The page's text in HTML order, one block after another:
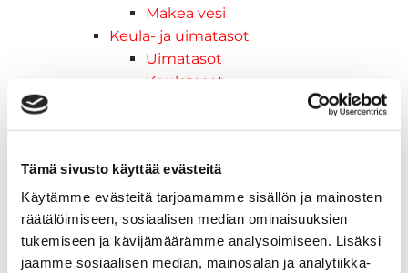
Tämä sivusto käyttää evästeitä
Käytämme evästeitä tarjoamamme sisällön ja mainosten
räätälöimiseen, sosiaalisen median ominaisuuksien
tukemiseen ja kävijämäärämme analysoimiseen. Lisäksi
jaamme sosiaalisen median, mainosalan ja analytiikka-
Makea vesi
Keula- ja uimatasot
Uimatasot
Keulatasot
Galvanoitu
Kevytmetalli
Muovia
Kalusteet, sisustus ja astiat
Venetuolit ja -tuolinjalat
Pöydät ja istuimet